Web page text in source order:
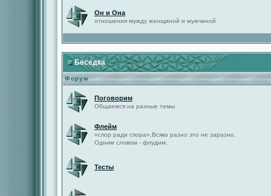
Он и Она
отношения мужду женщиной и мужчиной
Беседка
Форум
Поговорим
Общаемся на разные темы
Флейм
«спор ради спора»,Всяко разно это не заразно.
Одним словом - флудим.
Тесты